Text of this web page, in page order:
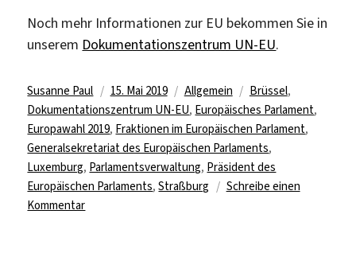
Noch mehr Informationen zur EU bekommen Sie in
unserem Dokumentationszentrum UN-EU.
Autor
Susanne Paul
Veröffentlicht
am
15. Mai 2019 Kategorien
Allgemein Schlagwörter
Brüssel,
Dokumentationszentrum UN-EU, Europäisches Parlament,
Europawahl 2019, Fraktionen im Europäischen Parlament,
Generalsekretariat des Europäischen Parlaments,
Luxemburg, Parlamentsverwaltung, Präsident des
Europäischen Parlaments,Straßburg
Schreibe einen
Kommentarzu